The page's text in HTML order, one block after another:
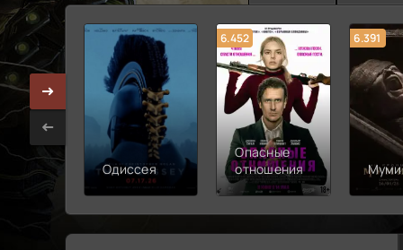
Одиссея
6.452
Опасные
отношения
6.391